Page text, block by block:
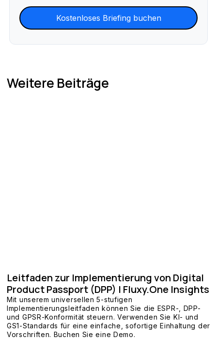
Kostenloses Briefing buchen
Weitere Beiträge
Leitfaden zur Implementierung von Digital
Product Passport (DPP) | Fluxy.One Insights
Mit unserem universellen 5-stufigen
Implementierungsleitfaden können Sie die ESPR-, DPP-
und GPSR-Konformität steuern. Verwenden Sie KI- und
GS1-Standards für eine einfache, sofortige Einhaltung der
Vorschriften. Buchen Sie eine Demo.